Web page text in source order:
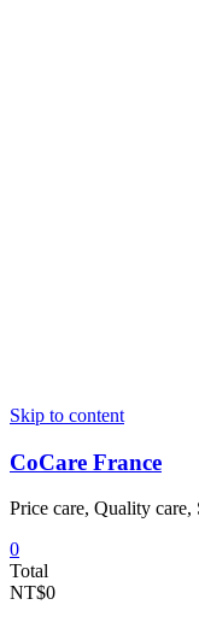
Skip to content
CoCare France
Price care, Quality care,
0
Total
NT$0